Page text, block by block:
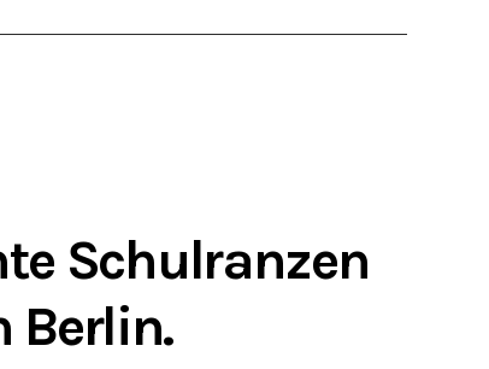
Schulranzen
Berlin.